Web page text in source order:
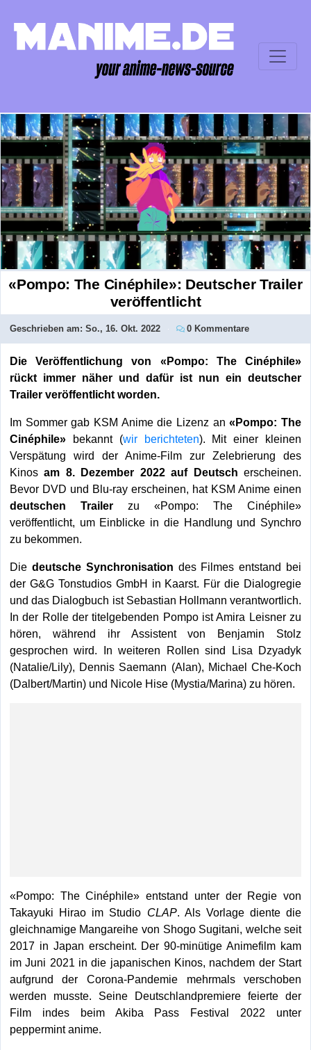
«Pompo: The Cinéphile»: Deutscher Trailer
veröffentlicht
Geschrieben am: So., 16. Okt. 2022 0 Kommentare
Die Veröffentlichung von «Pompo: The Cinéphile»
rückt immer näher und dafür ist nun ein deutscher
Trailer veröffentlicht worden.
Im Sommer gab KSM Anime die Lizenz an«Pompo: The
Cinéphile»bekannt (wir berichteten). Mit einer kleinen
Verspätung wird der Anime-Film zur Zelebrierung des
Kinosam 8. Dezember 2022 auf Deutsch erscheinen.
Bevor DVD und Blu-ray erscheinen, hat KSM Anime einen
deutschen Trailerzu «Pompo: The Cinéphile»
veröffentlicht, um Einblicke in die Handlung und Synchro
zu bekommen.
Die deutsche Synchronisation des Filmes entstand bei
der G&G Tonstudios GmbH in Kaarst. Für die Dialogregie
und das Dialogbuch ist Sebastian Hollmann verantwortlich.
In der Rolle der titelgebenden Pompo ist Amira Leisner zu
hören, während ihr Assistent von Benjamin Stolz
gesprochen wird. In weiteren Rollen sind Lisa Dzyadyk
(Natalie/Lily), Dennis Saemann (Alan), Michael Che-Koch
(Dalbert/Martin) und Nicole Hise (Mystia/Marina) zu hören.
«Pompo: The Cinéphile» entstand unter der Regie von
Takayuki Hirao im Studio CLAP. Als Vorlage diente die
gleichnamige Mangareihe von Shogo Sugitani, welche seit
2017 in Japan erscheint. Der 90-minütige Animefilm kam
im Juni 2021 in die japanischen Kinos, nachdem der Start
aufgrund der Corona-Pandemie mehrmals verschoben
werden musste. Seine Deutschlandpremiere feierte der
Film indes beim Akiba Pass Festival 2022 unter
peppermint anime.